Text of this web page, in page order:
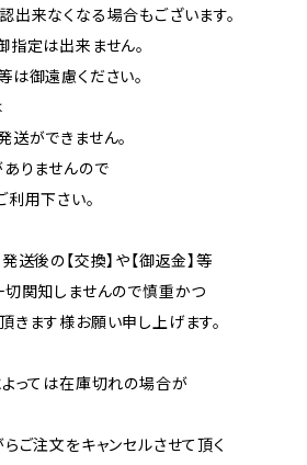
来なくなる場合もございます。
定は出来ません。
御遠慮ください。
ができません。
りませんので
用下さい。
送後の【交換】や【御返金】等
関知しませんので慎重かつ
ます様お願い申し上げます。
っては在庫切れの場合が
ご注文をキャンセルさせて頂く